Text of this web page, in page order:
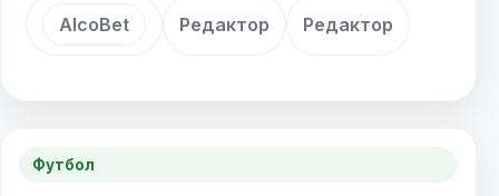
AlcoBet Редактор Редактор
Футбол